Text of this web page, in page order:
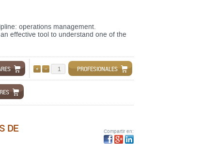
operations management.
effective tool to understand one of the
AÑADIRQUITAR
PROFESIONALES
DE Compartir en: